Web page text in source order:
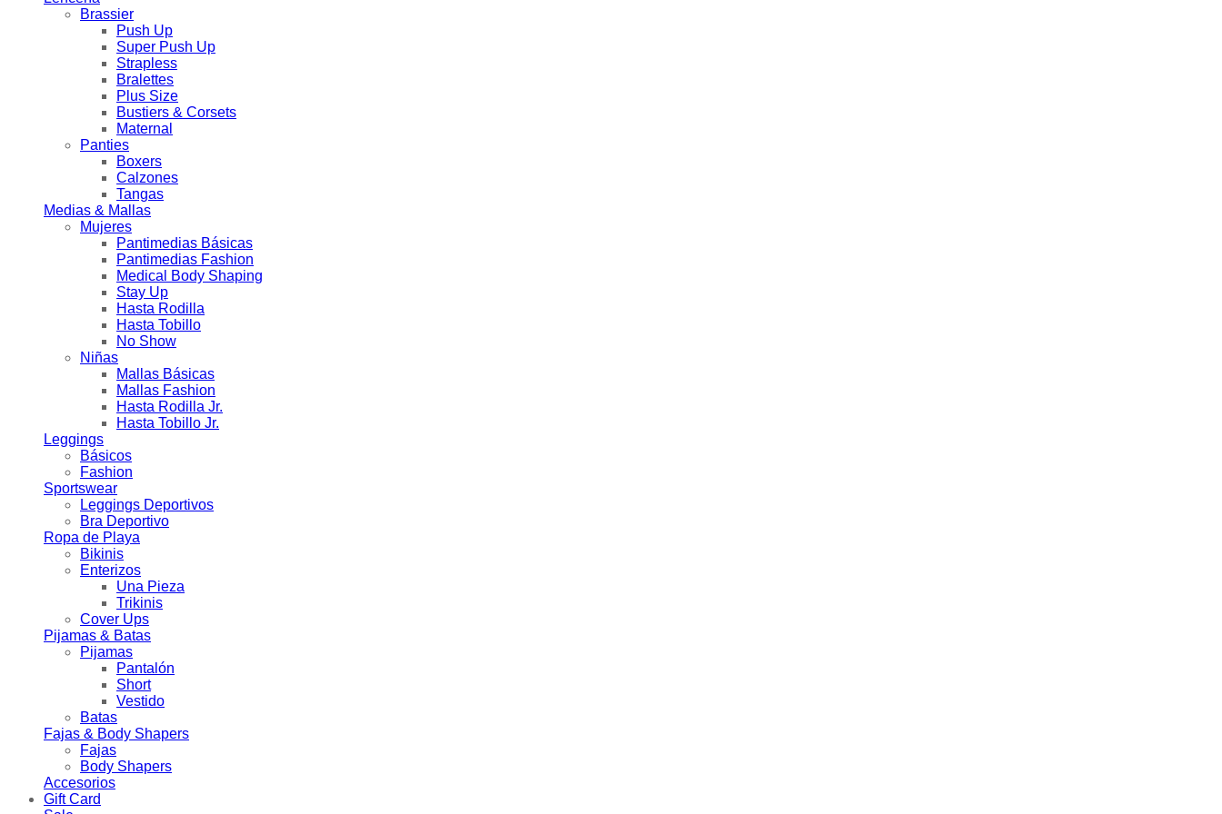
Brassier
Push Up
Super Push Up
Strapless
Bralettes
Plus Size
Bustiers & Corsets
Maternal
Panties
Boxers
Calzones
Tangas
Medias & Mallas
Mujeres
Pantimedias Básicas
Pantimedias Fashion
Medical Body Shaping
Stay Up
Hasta Rodilla
Hasta Tobillo
No Show
Niñas
Mallas Básicas
Mallas Fashion
Hasta Rodilla Jr.
Hasta Tobillo Jr.
Leggings
Básicos
Fashion
Sportswear
Leggings Deportivos
Bra Deportivo
Ropa de Playa
Bikinis
Enterizos
Una Pieza
Trikinis
Cover Ups
Pijamas & Batas
Pijamas
Pantalón
Short
Vestido
Batas
Fajas & Body Shapers
Fajas
Body Shapers
Accesorios
Gift Card